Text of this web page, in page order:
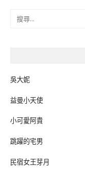
吳大妮
益曼小天使
小可愛阿貴
跳躍的宅男
民宿女王芽月